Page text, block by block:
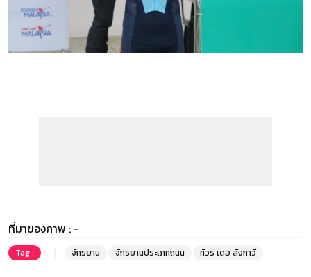
ที่มาของภาพ : -
Tag : จักรยาน จักรยานประเภทถนน ทัวร์ เดอ ลังกาวี